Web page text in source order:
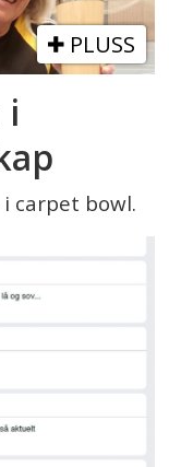
PLUSS
i
carpet bowl.